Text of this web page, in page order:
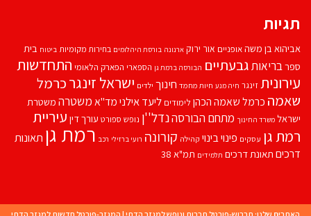
תגיות
אביהוא בן משהאופניים אור ירוק ארנונה בורסת היהלומים בחירות מקומיות ביטוח בית
ספרבריאותגבעתיים הבורסה ברמת גן הספארי הפארק הלאומי התחדשות
עירוניתזינגר חיה מנע חיות מחמד חינוך ילדים ישראל זינגרכרמל
שאמה כרמל שאמה הכהן לימודים ליעד אילנימד''אמשטרה משטרת
ישראל משרד החינוך מתחם הבורסהנדל''ן נופש ספורט עורך דין עיריית
רמת גן עסקים פינוי בינוי קהילה קורונה רועי ברזילי רכב רמת גן תאונות
דרכים תאונת דרכים תלמידים תמ"א 38